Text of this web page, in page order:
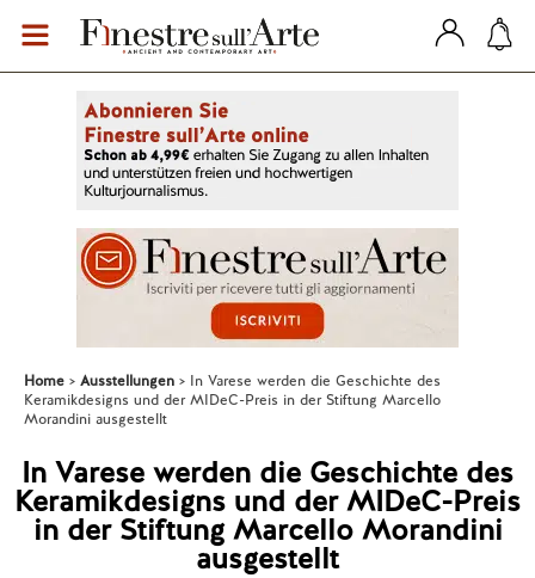
Home Ausstellungen
In Varese werden die Geschichte des
Keramikdesigns und der MIDeC-Preis in der Stiftung Marcello
Morandini ausgestellt
In Varese werden die Geschichte des
Keramikdesigns und der MIDeC-Preis
in der Stiftung Marcello Morandini
ausgestellt